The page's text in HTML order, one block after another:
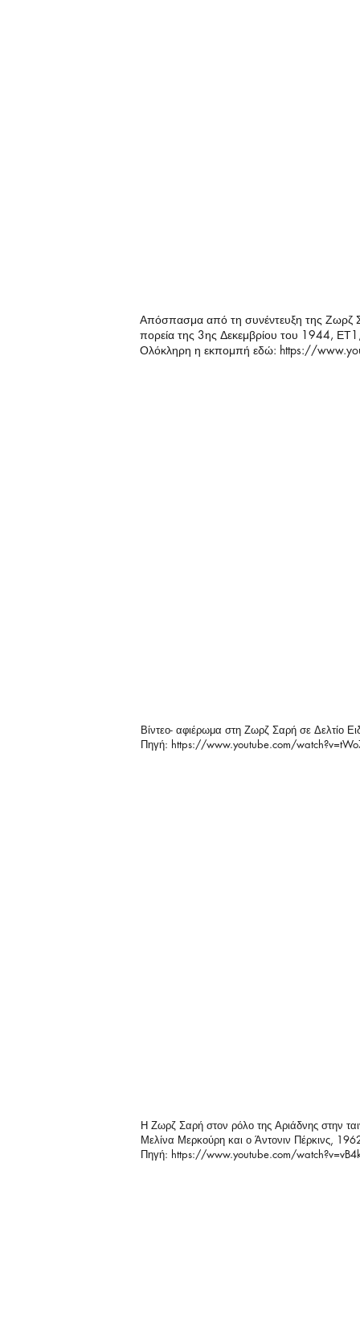
Απόσπασμα από τη συνέντευξη της
πορεία της 3ης Δεκεμβρίου του 1944,
Ολόκληρη η εκπομπή εδώ: https://
Βίντεο- αφιέρωμα στη Ζωρζ Σαρή σε
Πηγή: https://www.youtube.com/
Η Ζωρζ Σαρή στον ρόλο της Αριάδνης στην
Μελίνα Μερκούρη και ο Άντονιν Πέρκινς,
Πηγή: https://www.youtube.com/